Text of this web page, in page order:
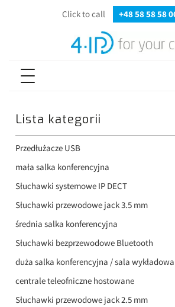
Click to call +48 58 58 58
Lista kategorii
Przedłużacze USB
mała salka konferencyjna
Słuchawki systemowe IP DECT
Słuchawki przewodowe jack 3.5 mm
średnia salka konferencyjna
Słuchawki bezprzewodowe Bluetooth
duża salka konferencyjna / sala wykładowa
centrale teleofniczne hostowane
Słuchawki przewodowe jack 2.5 mm